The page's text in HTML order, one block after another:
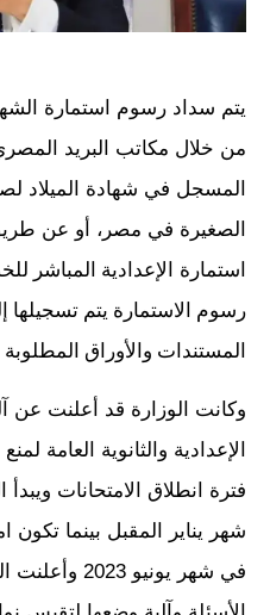
يتم سداد رسوم استمارة
من خلال مكاتب البريد
المسجل في شهادة الميلاد
الصغيرة في مصر، أو عن
استمارة الإعدادية
رسوم الاستمارة يتم تسجيلها
المستندات والأوراق
وكانت الوزارة قد أعلنت عن
الإعدادية والثانوية العامة
فترة انطلاق الامتحانات
في شهر يونيو